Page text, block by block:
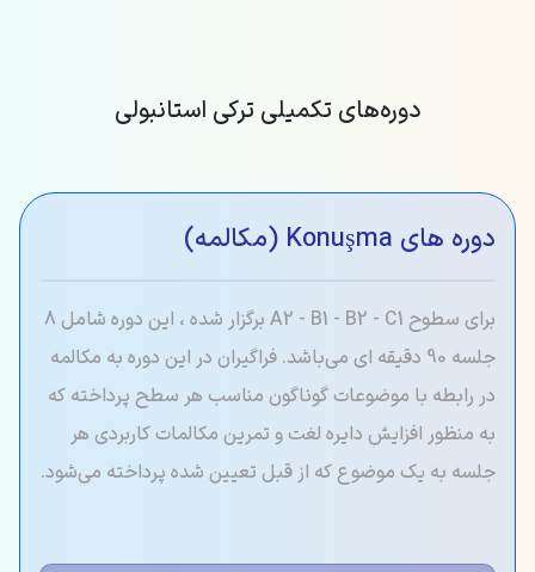
دوره‌های تکمیلی ترکی استانبولی
دوره های Konuşma (مکالمه)
برای سطوح A2 - B1 - B2 - C1 برگزار شده ، این دوره شامل 8
جلسه 90 دقیقه ای می‌باشد. فراگیران در این دوره به مکالمه
در رابطه با موضوعات گوناگون مناسب هر سطح پرداخته که
به منظور افزایش دایره لغت و تمرین مکالمات کاربردی هر
جلسه به یک موضوع که از قبل تعیین شده پرداخته می‌شود.